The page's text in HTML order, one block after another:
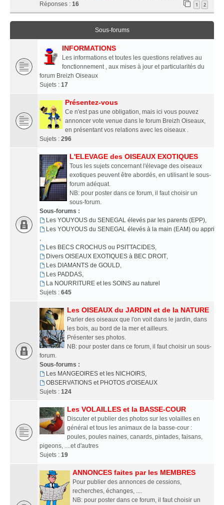
Réponses : 16 1 2
Sous-forums
INFORMATIONS
Les informations et toutes les questions relatives au
fonctionnement , aux mises à jour et particularités du
forum Breizh Oiseaux
Sujets : 17
Présentez-vous
Ce n'est pas une obligation, mais ici vous pouvez
annoncer vote venue dans le forum Breizh Oiseaux,
en présentant vos relations avec les oiseaux .
Sujets : 296
L'ELEVAGE des OISEAUX EXOTIQUES
Tous les sujets concernant l'élevage des oiseaux
exotiques peuvent être abordés, en utilisant le sous-
forum adéquat.
NB: pour poster dans ce forum, il faut choisir un
sous-forum.
Sous-forums :
Les YOUYOUS du SENEGAL élevés par les parents (EPP),
Les YOUYOUS du SENEGAL élevés à la main (EAM) ou
,
Les BECS CROCHUS ou PSITTACIDES,
Divers OISEAUX EXOTIQUES à BEC DROIT,
Les DIAMANTS de GOULD,
Les PADDAS,
La NOURRITURE et les SOINS au naturel
Sujets : 645
Les OISEAUX du JARDIN et de la NATURE
Parler des oiseaux que l'on voit dans le jardin, dans
les bois, au bord de la mer et ailleurs.
Présenter ses photos.
NB: pour poster dans ce forum, il faut choisir un sous-
forum.
Sous-forums :
Les MANGEOIRES et les NICHOIRS,
OBSERVATIONS et PHOTOS d'OISEAUX
Sujets : 124
Les VOLAILLES et la BASSE-COUR
Discuter et publier des photos sur les volailles en
général et tous les animaux de la basse-cour :
poules, poules naines, canards, pintades, faisans,
pigeons, ....et d'autres
Sujets : 19
ANNONCES faites par les MEMBRES
Pour publier des annonces de cessions,
recherches, échanges, ....
NB: pour poster dans ce forum, il faut choisir un